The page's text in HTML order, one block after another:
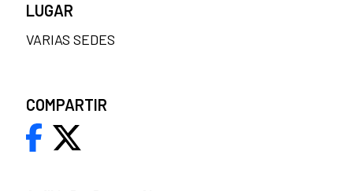
LUGAR
VARIAS SEDES
COMPARTIR